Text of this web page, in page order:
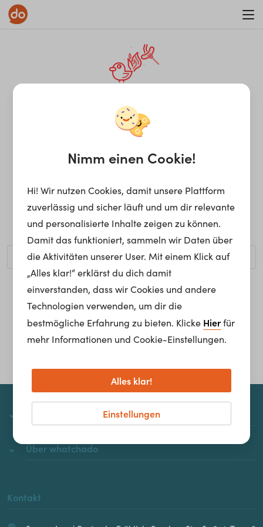
¡Ay, caramba! Seite nicht
gefunden.
Ups, die gewünschte Seite kann nicht gefunden werden.
Möchtest du nach einem bestimmten Begriff suchen?
Homepage
Über whatchado
Kontakt
Nimm einen Cookie!
Hi! Wir nutzen Cookies, damit unsere Plattform
zuverlässig und sicher läuft und um dir relevante
und personalisierte Inhalte zeigen zu können.
Damit das funktioniert, sammeln wir Daten über
die Aktivitäten unserer User. Mit einem Klick auf
„Alles klar!“ erklärst du dich damit
einverstanden, dass wir Cookies und andere
Technologien verwenden, um dir die
bestmögliche Erfahrung zu bieten. Klicke Hierfür
mehr Informationen und Cookie-Einstellungen.
Einstellungen
Alles klar!